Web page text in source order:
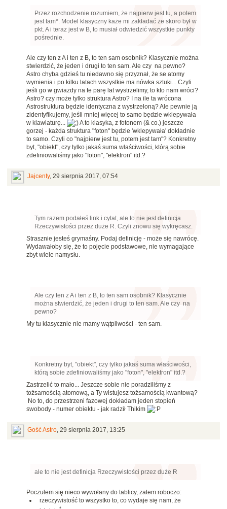
Przez rozchodzenie rozumiem, że najpierw jest tu, a potem
jest tam*. Model klasyczny każe mi zakładać że skoro był w
pkt. A i teraz jest w B, to musiał odwiedzić wszystkie punkty
pośrednie.
Ale czy ten z A i ten z B, to ten sam osobnik? Klasycznie można
stwierdzić, że jeden i drugi to ten sam. Ale czy na pewno?
Astro chyba gdzieś tu niedawno się przyznał, że se atomy
wymienia i po kilku latach wszystkie ma nówka sztuki... Czyli
jeśli go w gwiazdy na te parę lat wystrzelimy, to kto nam wróci?
Astro? czy może tylko struktura Astro? I na ile ta wrócona
Astrostruktura będzie identyczna z wystrzeloną? Ale pewnie ją
zidentyfikujemy, jeśli mniej więcej to samo będzie wklepywała
w klawiaturę...
A to klasyka, z fotonem (& co.) jeszcze
gorzej - każda struktura "foton" będzie 'wklepywała' dokładnie
to samo. Czyli co "najpierw jest tu, potem jest tam"? Konkretny
byt, "obiekt", czy tylko jakaś suma właściwości, którą sobie
zdefiniowaliśmy jako "foton", "elektron" itd.?
Jajcenty, 29 sierpnia 2017, 07:54
Tym razem podałeś link i cytat, ale to nie jest definicja
Rzeczywistości przez duże R. Czyli znowu się wykręcasz.
Strasznie jesteś grymaśny. Podaj definicję - może się nawrócę.
Wydawałoby się, że to pojęcie podstawowe, nie wymagające
zbyt wiele namysłu.
Ale czy ten z A i ten z B, to ten sam osobnik? Klasycznie
można stwierdzić, że jeden i drugi to ten sam. Ale czy na
pewno?
My tu klasycznie nie mamy wątpliwości - ten sam.
Konkretny byt, "obiekt", czy tylko jakaś suma właściwości,
którą sobie zdefiniowaliśmy jako "foton", "elektron" itd.?
Zastrzelić to mało... Jeszcze sobie nie poradziliśmy z
tożsamością atomową, a Ty wistujesz tożsamością kwantową?
No to, do przestrzeni fazowej dokładam jeden stopień
swobody - numer obiektu - jak radził Thikim
Gość Astro, 29 sierpnia 2017, 13:25
ale to nie jest definicja Rzeczywistości przez duże R
Poczułem się nieco wywołany do tablicy, zatem roboczo:
rzeczywistość to wszystko to, co wydaje się nam, że